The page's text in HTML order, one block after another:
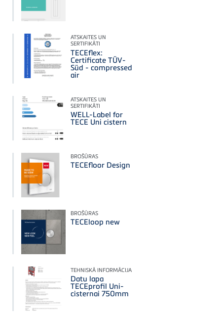
ATSKAITES UN
SERTIFIKĀTI
TECEflex:
Certificate TÜV-
Süd - compressed
air
ATSKAITES UN
SERTIFIKĀTI
WELL-Label for
TECE Uni cistern
BROŠŪRAS
TECEfloor Design
BROŠŪRAS
TECEloop new
TEHNISKĀ INFORMĀCIJA
Datu lapa
TECEprofil Uni-
cisternai 750mm